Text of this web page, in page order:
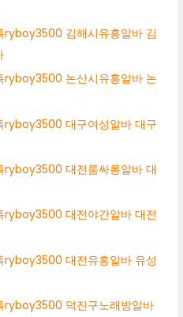
ryboy3500 김해시유흥알바 김
ryboy3500 논산시유흥알바 논
ryboy3500 대구여성알바 대구
ryboy3500 대전룸싸롱알바 대
ryboy3500 대전야간알바 대전
ryboy3500 대전유흥알바 유성
ryboy3500 덕진구노래방알바